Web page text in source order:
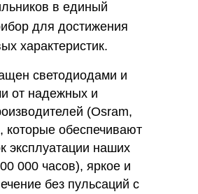
в единый
для достижения
характеристик.
светодиодами и
от надежных и
(Osram,
которые обеспечивают
эксплуатации наших
000 часов), яркое и
без пульсаций с